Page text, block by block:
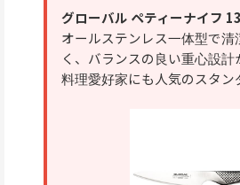
グローバル ペティーナイフ
オールステンレス一体型で清
く、バランスの良い重心設計
料理愛好家にも人気のスタン